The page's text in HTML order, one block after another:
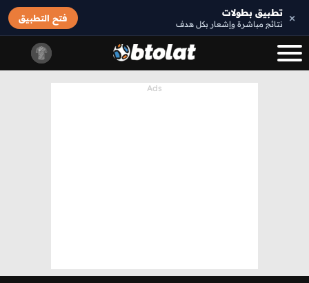
× تطبيق بطولات
نتائج مباشرة وإشعار بكل هدف
فتح التطبيق